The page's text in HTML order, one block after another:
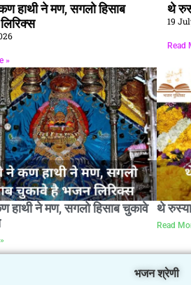
हाथी ने मण, सगलो हिसाब
»
थे
19
Read
हाथी ने मण, सगलो हिसाब चुकावे थे
Read
भजन श्रेणी